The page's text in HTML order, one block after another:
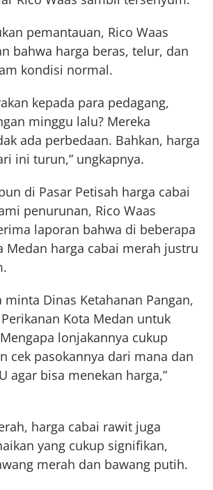
pemantauan, Rico Waas
bahwa harga beras, telur, dan
kondisi normal.
kepada para pedagang,
minggu lalu? Mereka
ada perbedaan. Bahkan, harga
ini turun,” ungkapnya.
di Pasar Petisah harga cabai
penurunan, Rico Waas
laporan bahwa di beberapa
Medan harga cabai merah justru
minta Dinas Ketahanan Pangan,
Kota Medan untuk
lonjakannya cukup
cek pasokannya dari mana dan
agar bisa menekan harga,”
harga cabai rawit juga
yang cukup signifikan,
merah dan bawang putih.